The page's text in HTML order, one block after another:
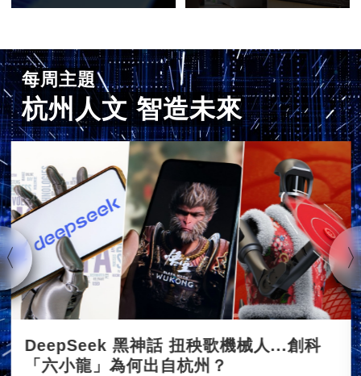
每周主題
杭州人文 智造未來
DeepSeek 黑神話 扭秧歌機械人...創科
「六小龍」為何出自杭州？